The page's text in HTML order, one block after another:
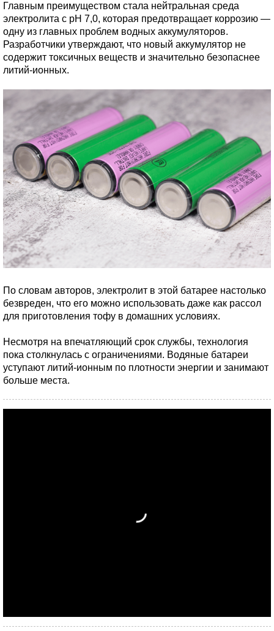
Главным преимуществом стала нейтральная среда
электролита с pH 7,0, которая предотвращает коррозию —
одну из главных проблем водных аккумуляторов.
Разработчики утверждают, что новый аккумулятор не
содержит токсичных веществ и значительно безопаснее
литий-ионных.
По словам авторов, электролит в этой батарее настолько
безвреден, что его можно использовать даже как рассол
для приготовления тофу в домашних условиях.
Несмотря на впечатляющий срок службы, технология
пока столкнулась с ограничениями. Водяные батареи
уступают литий-ионным по плотности энергии и занимают
больше места.